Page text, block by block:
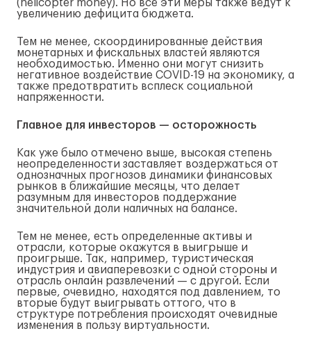
(helicopter money). Но все эти меры также ведут к
увеличению дефицита бюджета.
Тем не менее, скоординированные действия
монетарных и фискальных властей являются
необходимостью. Именно они могут снизить
негативное воздействие COVID-19 на экономику, а
также предотвратить всплеск социальной
напряженности.
Главное для инвесторов — осторожность
Как уже было отмечено выше, высокая степень
неопределенности заставляет воздержаться от
однозначных прогнозов динамики финансовых
рынков в ближайшие месяцы, что делает
разумным для инвесторов поддержание
значительной доли наличных на балансе.
Тем не менее, есть определенные активы и
отрасли, которые окажутся в выигрыше и
проигрыше. Так, например, туристическая
индустрия и авиаперевозки с одной стороны и
отрасль онлайн развлечений — с другой. Если
первые, очевидно, находятся под давлением, то
вторые будут выигрывать оттого, что в
структуре потребления происходят очевидные
изменения в пользу виртуальности.